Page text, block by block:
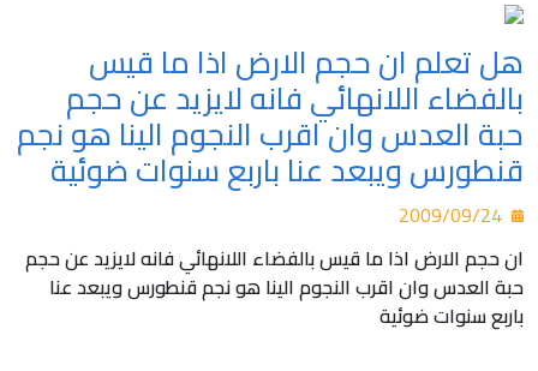
هل تعلم ان حجم الارض اذا ما قيس
بالفضاء اللانهائي فانه لايزيد عن حجم
حبة العدس وان اقرب النجوم الينا هو نجم
قنطورس ويبعد عنا باربع سنوات ضوئية
ان حجم الارض اذا ما قيس بالفضاء اللانهائي فانه لايزيد عن حجم
حبة العدس وان اقرب النجوم الينا هو نجم قنطورس ويبعد عنا
باربع سنوات ضوئية